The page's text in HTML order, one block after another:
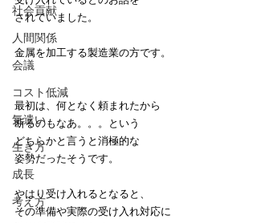
社会貢献
人間関係
会議
コスト低減
気遣い
生き方
成長
考え方
されていました。
金属を加工する製造業の方です。
最初は、何となく頼まれたから
断るのもなあ。。。という
どちらかと言うと消極的な
姿勢だったそうです。
やはり受け入れるとなると、
その準備や実際の受け入れ対応に